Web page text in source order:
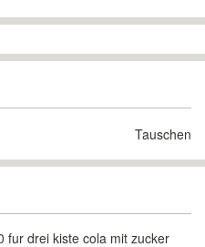
Tauschen
fur drei kiste cola mit zucker